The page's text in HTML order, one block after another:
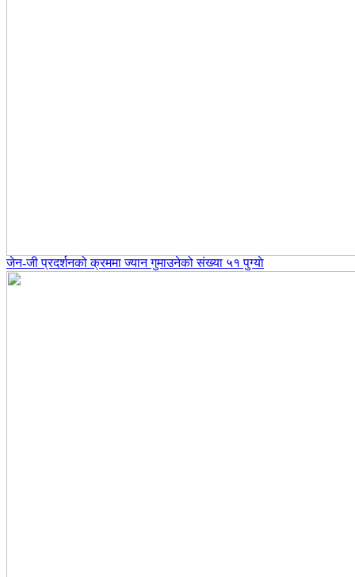
जेन-जी प्रदर्शनको क्रममा ज्यान गुमाउनेको संख्या ५१ पुग्याे